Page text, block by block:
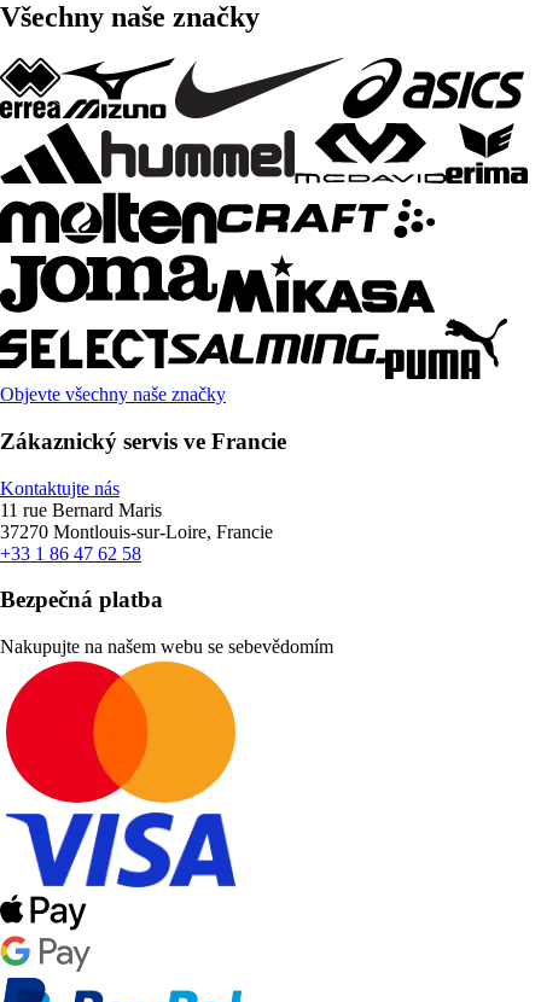
Všechny naše značky
Objevte všechny naše značky
Zákaznický servis ve Francie
Kontaktujte nás
11 rue Bernard Maris
37270 Montlouis-sur-Loire, Francie
+33 1 86 47 62 58
Bezpečná platba
Nakupujte na našem webu se sebevědomím